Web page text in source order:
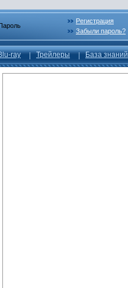
Пароль
Регистрация
Забыли пароль?
ray Трейлеры База знаний